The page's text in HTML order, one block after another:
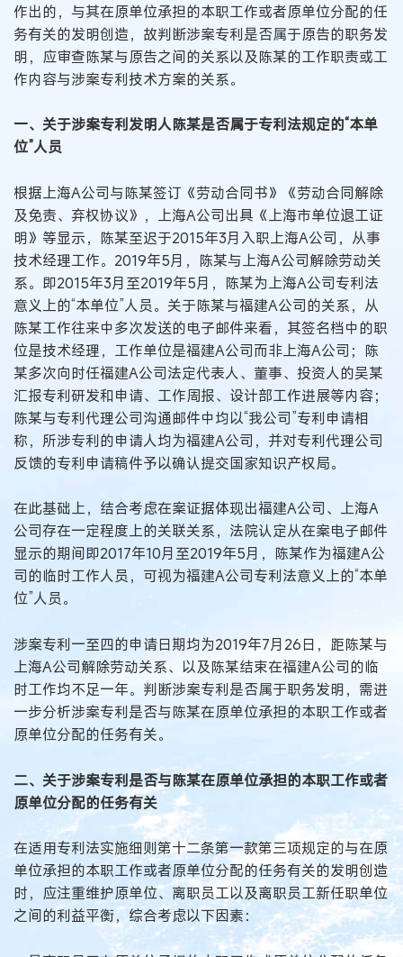
作出的，与其在原单位承担的本职工作或者原单位分配的任
务有关的发明创造，故判断涉案专利是否属于原告的职务发
明，应审查陈某与原告之间的关系以及陈某的工作职责或工
作内容与涉案专利技术方案的关系。
一、关于涉案专利发明人陈某是否属于专利法规定的“本单
位”人员
根据上海A公司与陈某签订《劳动合同书》《劳动合同解除
及免责、弃权协议》，上海A公司出具《上海市单位退工证
明》等显示，陈某至迟于2015年3月入职上海A公司，从事
技术经理工作。2019年5月，陈某与上海A公司解除劳动关
系。即2015年3月至2019年5月，陈某为上海A公司专利法
意义上的“本单位”人员。关于陈某与福建A公司的关系，从
陈某工作往来中多次发送的电子邮件来看，其签名档中的职
位是技术经理，工作单位是福建A公司而非上海A公司；陈
某多次向时任福建A公司法定代表人、董事、投资人的吴某
汇报专利研发和申请、工作周报、设计部工作进展等内容；
陈某与专利代理公司沟通邮件中均以“我公司”专利申请相
称，所涉专利的申请人均为福建A公司，并对专利代理公司
反馈的专利申请稿件予以确认提交国家知识产权局。
在此基础上，结合考虑在案证据体现出福建A公司、上海A
公司存在一定程度上的关联关系，法院认定从在案电子邮件
显示的期间即2017年10月至2019年5月，陈某作为福建A公
司的临时工作人员，可视为福建A公司专利法意义上的“本单
位”人员。
涉案专利一至四的申请日期均为2019年7月26日，距陈某与
上海A公司解除劳动关系、以及陈某结束在福建A公司的临
时工作均不足一年。判断涉案专利是否属于职务发明，需进
一步分析涉案专利是否与陈某在原单位承担的本职工作或者
原单位分配的任务有关。
二、关于涉案专利是否与陈某在原单位承担的本职工作或者
原单位分配的任务有关
在适用专利法实施细则第十二条第一款第三项规定的与在原
单位承担的本职工作或者原单位分配的任务有关的发明创造
时，应注重维护原单位、离职员工以及离职员工新任职单位
之间的利益平衡，综合考虑以下因素：